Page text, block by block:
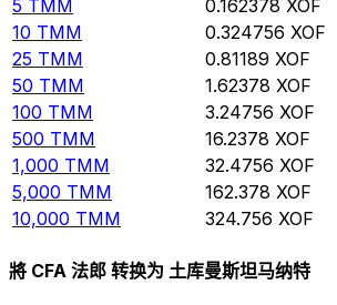
5 TMM 0.162378 XOF
10 TMM 0.324756 XOF
25 TMM 0.81189 XOF
50 TMM 1.62378 XOF
100 TMM 3.24756 XOF
500 TMM 16.2378 XOF
1,000 TMM 32.4756 XOF
5,000 TMM 162.378 XOF
10,000 TMM 324.756 XOF
將 CFA 法郎 转换为 土库曼斯坦马纳特